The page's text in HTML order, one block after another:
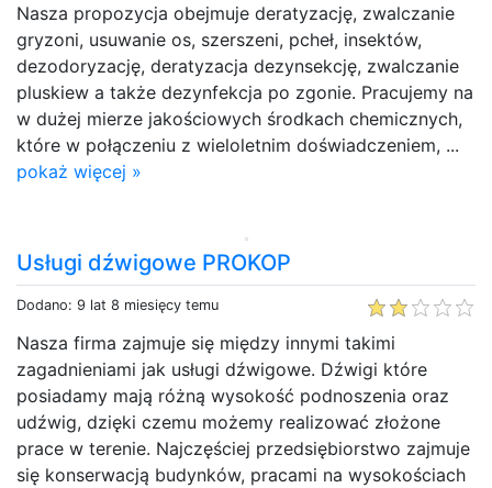
Nasza propozycja obejmuje deratyzację, zwalczanie
gryzoni, usuwanie os, szerszeni, pcheł, insektów,
dezodoryzację, deratyzacja dezynsekcję, zwalczanie
pluskiew a także dezynfekcja po zgonie. Pracujemy na
w dużej mierze jakościowych środkach chemicznych,
które w połączeniu z wieloletnim doświadczeniem, ...
pokaż więcej »
Usługi dźwigowe PROKOP
Dodano: 9 lat 8 miesięcy temu
Nasza firma zajmuje się między innymi takimi
zagadnieniami jak usługi dźwigowe. Dźwigi które
posiadamy mają różną wysokość podnoszenia oraz
udźwig, dzięki czemu możemy realizować złożone
prace w terenie. Najczęściej przedsiębiorstwo zajmuje
się konserwacją budynków, pracami na wysokościach